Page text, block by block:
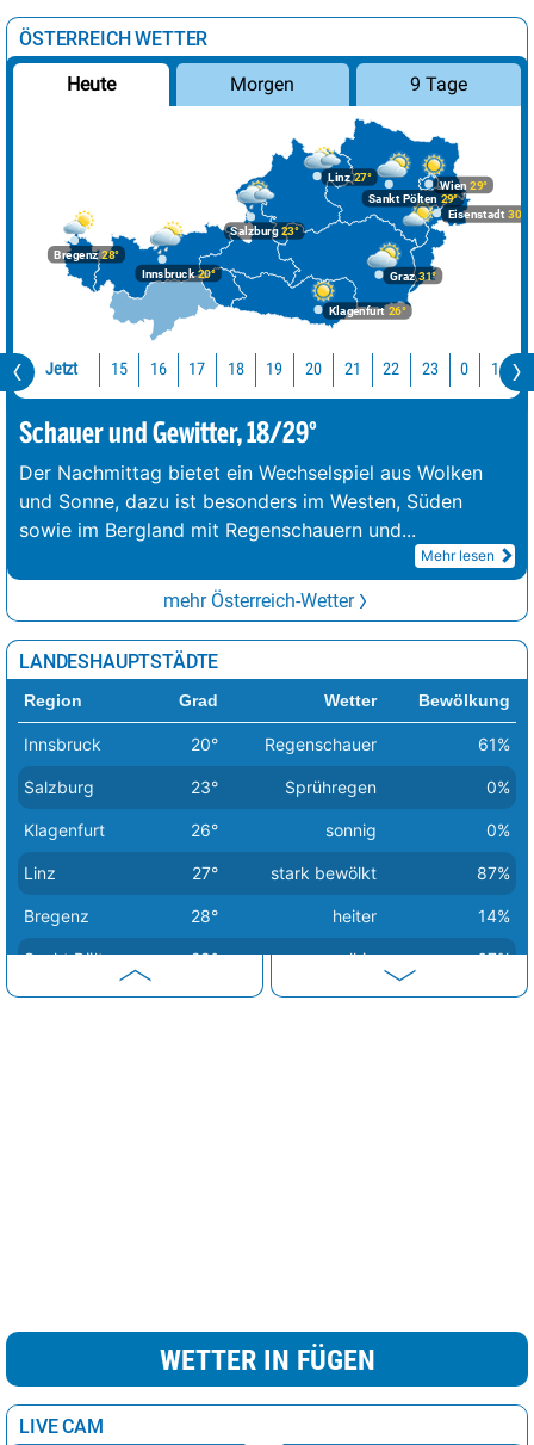
ÖSTERREICH WETTER
Heute Morgen 9 Tage
Bregenz28°
Graz31°
Innsbruck20°
Klagenfurt 26°
Linz27°
Salzburg23°
Wien 29°
Eisenstadt 30°
Sankt Pölten 29°
Jetzt 15 16 17 18 19 20 21 22 23 0 1
Schauer und Gewitter, 18/29°
Der Nachmittag bietet ein Wechselspiel aus Wolken
und Sonne, dazu ist besonders im Westen, Süden
sowie im Bergland mit Regenschauern und...
Mehr lesen
mehr Österreich-Wetter
LANDESHAUPTSTÄDTE
Region Grad Wetter Bewölkung
Innsbruck 20° Regenschauer 61%
Salzburg 23° Sprühregen 0%
Klagenfurt 26° sonnig 0%
Linz 27° stark bewölkt 87%
Bregenz 28° heiter 14%
Sankt Pölten 29° wolkig 67%
Wien 29° sonnig 0%
WETTER IN FÜGEN
LIVE CAM